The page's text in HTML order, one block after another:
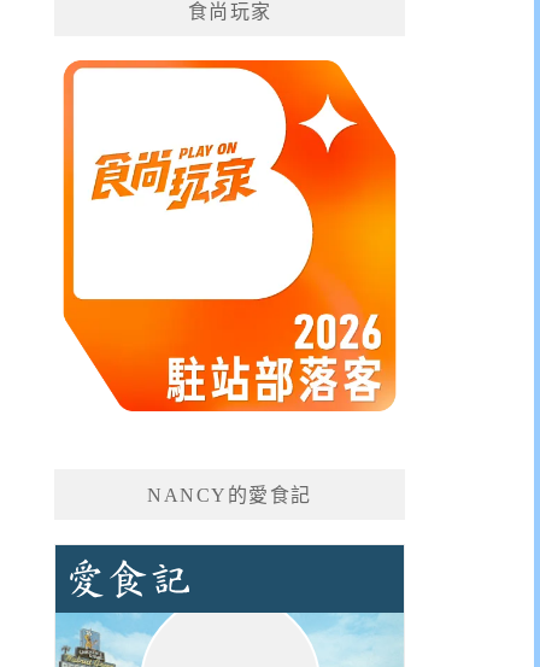
食尚玩家
NANCY的愛食記